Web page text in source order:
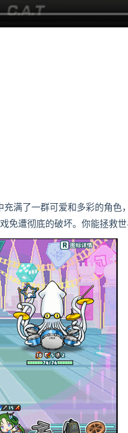
了一群可爱和多彩的角色
免遭彻底的破坏。你能拯救世